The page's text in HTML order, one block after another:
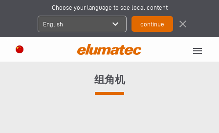
Choose your language to see local content
English expand_more close
menu
组角机